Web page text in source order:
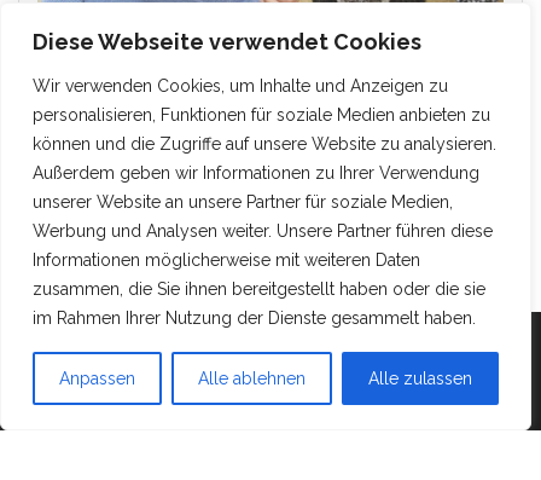
Diese Webseite verwendet Cookies
Wir verwenden Cookies, um Inhalte und Anzeigen zu
personalisieren, Funktionen für soziale Medien anbieten zu
können und die Zugriffe auf unsere Website zu analysieren.
Außerdem geben wir Informationen zu Ihrer Verwendung
unserer Website an unsere Partner für soziale Medien,
Werbung und Analysen weiter. Unsere Partner führen diese
Informationen möglicherweise mit weiteren Daten
zusammen, die Sie ihnen bereitgestellt haben oder die sie
im Rahmen Ihrer Nutzung der Dienste gesammelt haben.
Anpassen Alle ablehnen Alle zulassen
Mit Stolz präsentiert vonWordPress |Theme:Head
Blog